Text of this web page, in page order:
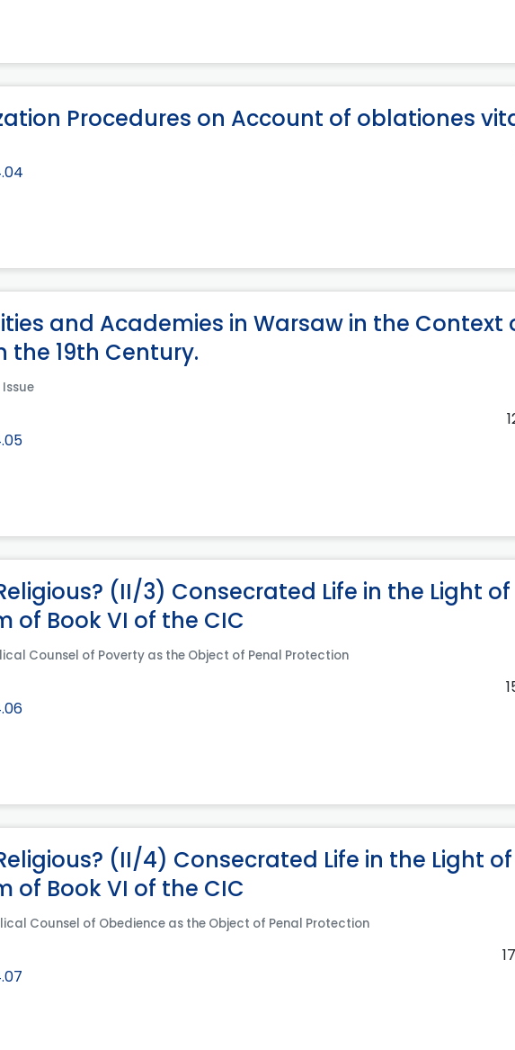
Procedures on Account of oblationes
and Academies in Warsaw in the Context
the 19th Century.
(II/3) Consecrated Life in the Light of
of Book VI of the CIC
Counsel of Poverty as the Object of Penal Protection
(II/4) Consecrated Life in the Light of
of Book VI of the CIC
Counsel of Obedience as the Object of Penal Protection